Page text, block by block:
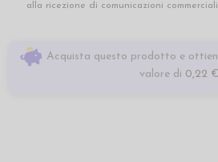
alla ricezione di comunicazioni
Acquista questo prodotto e
valore di 0,22 €